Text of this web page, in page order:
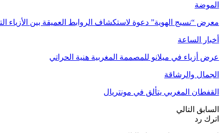
الموضة
معرض “نسيج الهوية” دعوة لاستكشاف الروابط العميقة بين الأزياء
أخبار الساعة
عرض أزياء في ميلانو للمصممة المغربية هنية الحراتي
الجمال والرشاقة
القفطان المغربي يتألق في مونتريال
السابق التالي
اترك رد